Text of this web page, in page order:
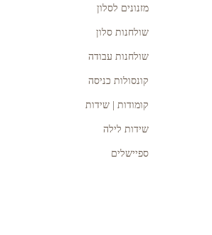
מזנונים לסלון
שולחנות סלון
שולחנות עבודה
קונסולות כניסה
קומודות | שידות
שידות לילה
ספיישלים